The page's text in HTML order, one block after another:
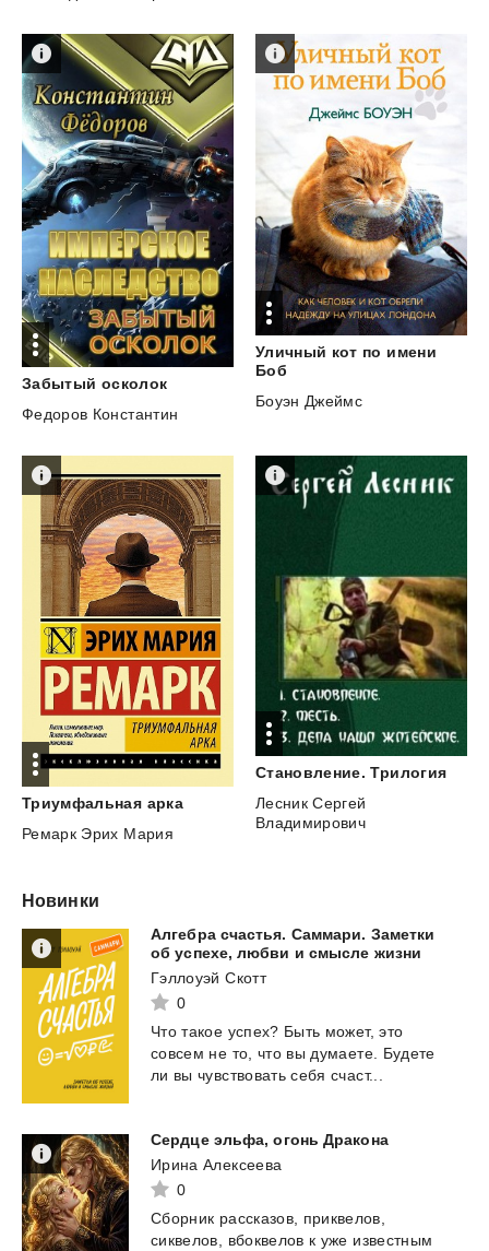
Забытый осколок
Федоров Константин
Уличный кот по имени
Боб
Боуэн Джеймс
Триумфальная арка
Ремарк Эрих Мария
Становление. Трилогия
Лесник Сергей
Владимирович
Новинки
Алгебра счастья. Саммари. Заметки
об успехе, любви и смысле жизни
Гэллоуэй Скотт
0
Что такое успех? Быть может, это
совсем не то, что вы думаете.
Будете
ли вы чувствовать себя счаст...
Сердце эльфа, огонь Дракона
Ирина Алексеева
0
Сборник рассказов,
приквелов,
сиквелов,
вбоквелов к уже известным